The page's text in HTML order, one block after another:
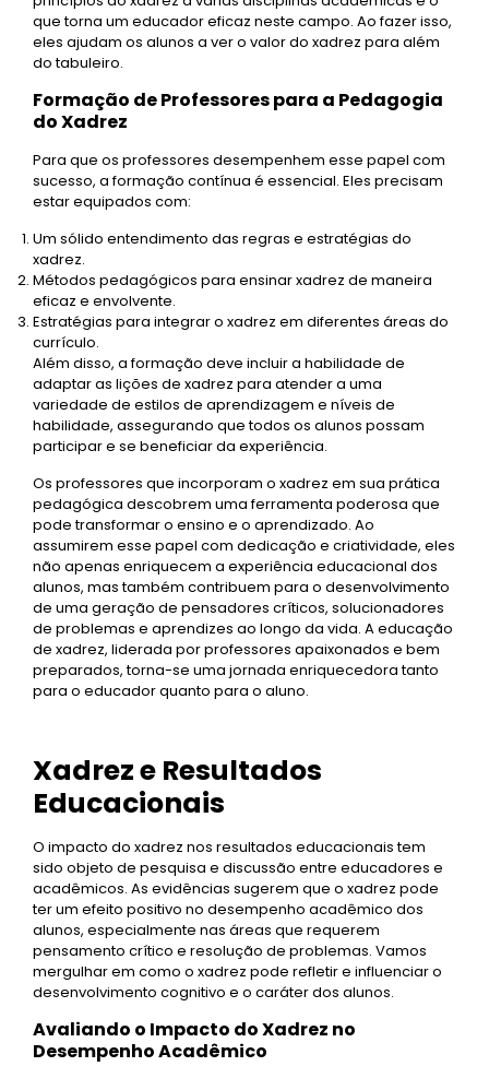
que torna um educador eficaz neste campo. Ao fazer isso,
eles ajudam os alunos a ver o valor do xadrez para além
do tabuleiro.
Formação de Professores para a Pedagogia
do Xadrez
Para que os professores desempenhem esse papel com
sucesso, a formação contínua é essencial. Eles precisam
estar equipados com:
Um sólido entendimento das regras e estratégias do
xadrez.
Métodos pedagógicos para ensinar xadrez de maneira
eficaz e envolvente.
Estratégias para integrar o xadrez em diferentes áreas do
currículo.
Além disso, a formação deve incluir a habilidade de
adaptar as lições de xadrez para atender a uma
variedade de estilos de aprendizagem e níveis de
habilidade, assegurando que todos os alunos possam
participar e se beneficiar da experiência.
Os professores que incorporam o xadrez em sua prática
pedagógica descobrem uma ferramenta poderosa que
pode transformar o ensino e o aprendizado. Ao
assumirem esse papel com dedicação e criatividade, eles
não apenas enriquecem a experiência educacional dos
alunos, mas também contribuem para o desenvolvimento
de uma geração de pensadores críticos, solucionadores
de problemas e aprendizes ao longo da vida. A educação
de xadrez, liderada por professores apaixonados e bem
preparados, torna-se uma jornada enriquecedora tanto
para o educador quanto para o aluno.
Xadrez e Resultados
Educacionais
O impacto do xadrez nos resultados educacionais tem
sido objeto de pesquisa e discussão entre educadores e
acadêmicos. As evidências sugerem que o xadrez pode
ter um efeito positivo no desempenho acadêmico dos
alunos, especialmente nas áreas que requerem
pensamento crítico e resolução de problemas. Vamos
mergulhar em como o xadrez pode refletir e influenciar o
desenvolvimento cognitivo e o caráter dos alunos.
Avaliando o Impacto do Xadrez no
Desempenho Acadêmico